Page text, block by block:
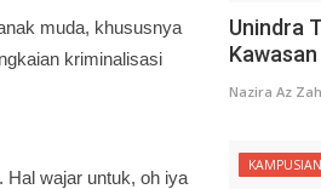
muda, khususnya
kriminalisasi
Hal wajar untuk, oh iya
Unindra
Nazira Az